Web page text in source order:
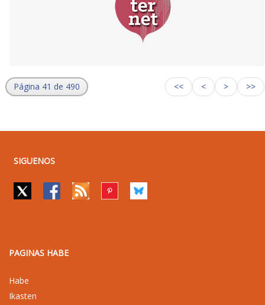
Página 41 de 490 << < > >>
SIGUENOS
PAGINAS HABE
Habe
Ikasten